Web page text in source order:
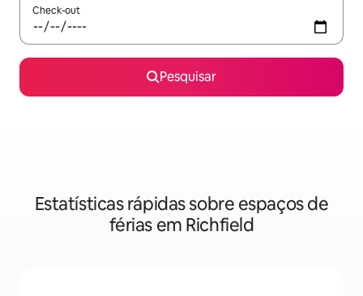
Check-out
Pesquisar
Estatísticas rápidas sobre espaços de
férias em Richfield